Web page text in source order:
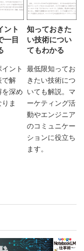
ント
一目
ント
で解
を深め
ま
知っておきた
い技術につい
てもわかる
最低限知ってお
きたい技術につ
いても解説。マ
ーケティング活
動やエンジニア
のコミュニケー
ションに役立ち
ます。